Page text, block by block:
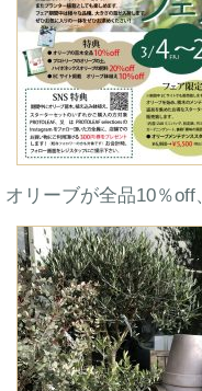
オリーブが全品10％